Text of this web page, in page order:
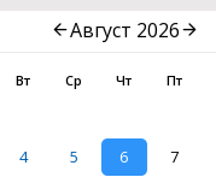
Август 2026
Вт Ср Чт Пт
4 5 6 7